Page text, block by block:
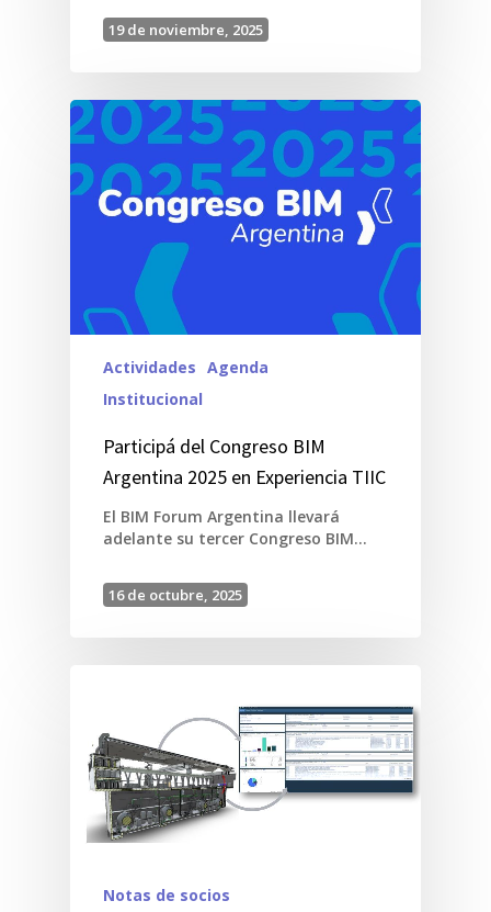
19 de noviembre, 2025
Actividades Agenda
Institucional
Participá del Congreso BIM
Argentina 2025 en Experiencia TIIC
El BIM Forum Argentina llevará
adelante su tercer Congreso BIM…
16 de octubre, 2025
Notas de socios